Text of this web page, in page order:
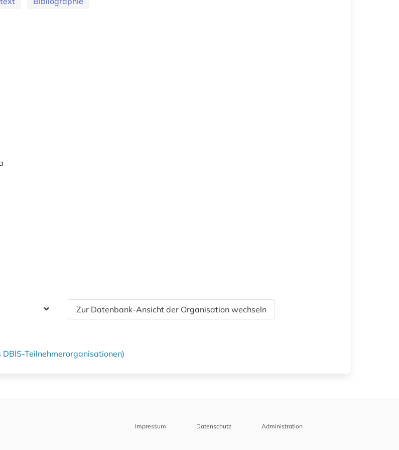
Zur Datenbank-Ansicht der Organisation wechseln
Teilnehmerorganisationen)
Impressum Datenschutz Administration